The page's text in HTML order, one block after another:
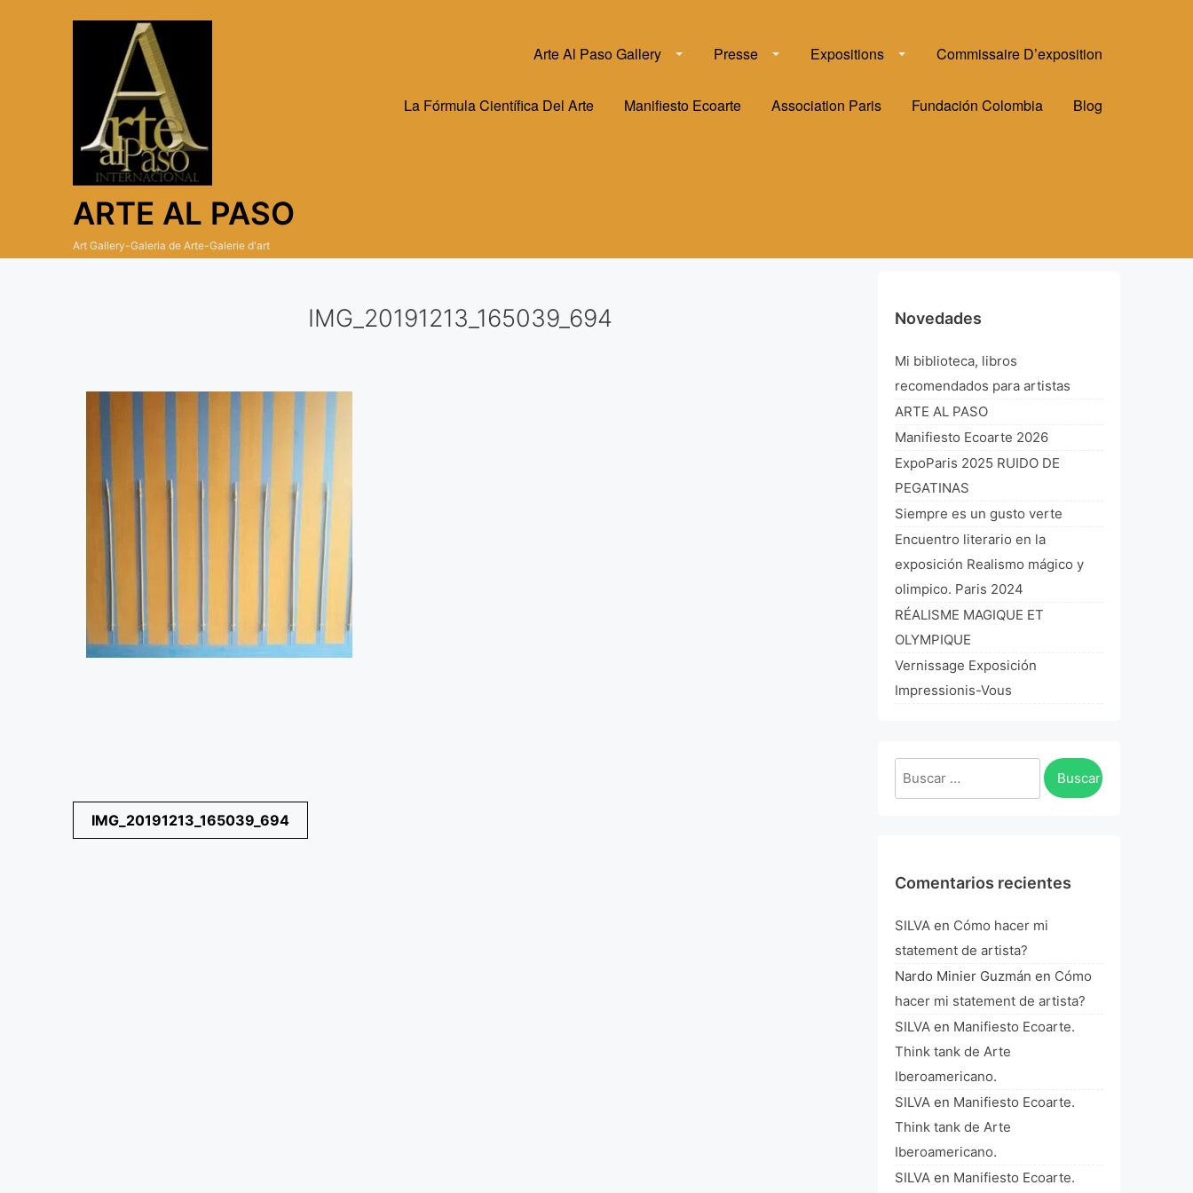
ARTE AL PASO
Art Gallery-Galeria de Arte-Galerie d'art
Arte Al Paso Gallery Presse Expositions Commissaire D’exposition
La Fórmula Científica Del Arte Manifiesto Ecoarte Association Paris Fundación Colombia Blog
IMG_20191213_165039_694
Navegación
de
IMG_20191213_165039_694
Novedades
Mi biblioteca, libros
recomendados para artistas
ARTE AL PASO
Manifiesto Ecoarte 2026
ExpoParis 2025 RUIDO DE
PEGATINAS
Siempre es un gusto verte
Encuentro literario en la
exposición Realismo mágico y
olimpico. Paris 2024
RÉALISME MAGIQUE ET
OLYMPIQUE
Vernissage Exposición
Impressionis-Vous
Buscar:
Comentarios recientes
SILVA en Cómo hacer mi
statement de artista?
Nardo Minier Guzmán en Cómo
hacer mi statement de artista?
SILVA en Manifiesto Ecoarte.
Think tank de Arte
Iberoamericano.
SILVA en Manifiesto Ecoarte.
Think tank de Arte
Iberoamericano.
SILVA en Manifiesto Ecoarte.